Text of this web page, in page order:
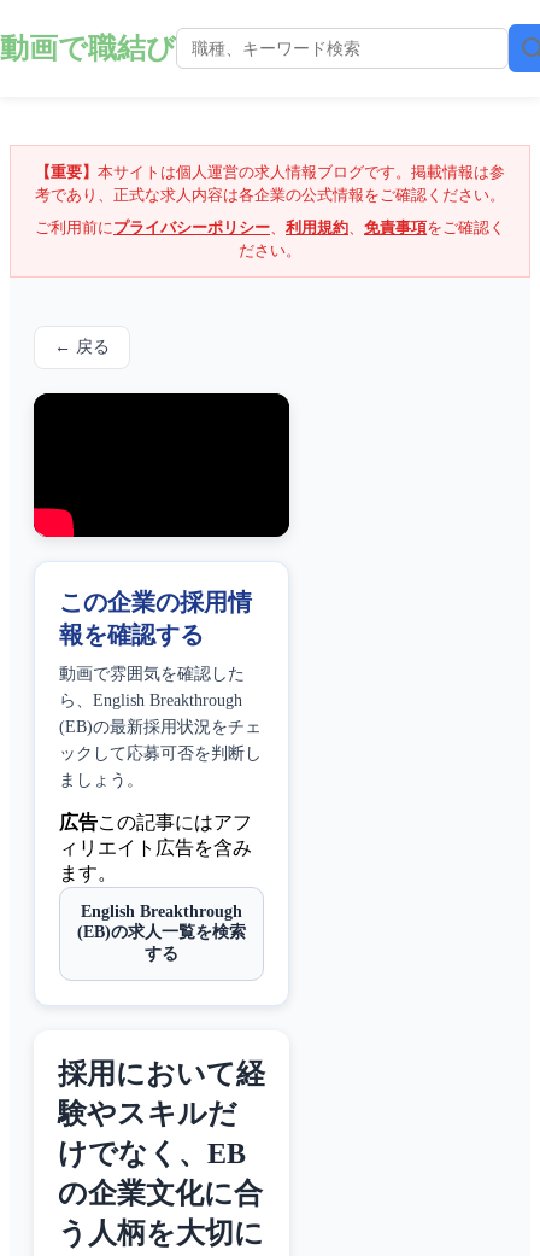
動画で職結び
【重要】 本サイトは個人運営の求人情報ブログです。掲載情報は参
考であり、正式な求人内容は各企業の公式情報をご確認ください。
ご利用前にプライバシーポリシー、 利用規約、 免責事項をご確認く
ださい。
← 戻る
この企業の採用情
報を確認する
動画で雰囲気を確認した
ら、 English Breakthrough
(EB)の最新採用状況をチェ
ックして応募可否を判断し
ましょう。
広告この記事にはアフ
ィリエイト広告を含み
ます。
English Breakthrough
(EB)の求人一覧を検索
する
採用において経
験やスキルだ
けでなく、EB
の企業文化に合
う人柄を大切に